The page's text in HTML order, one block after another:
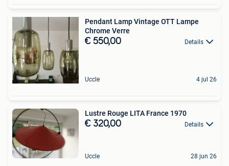
Pendant Lamp Vintage OTT Lampe
Chrome Verre
€ 550,00 Details
Uccle 4 jul 26
Lustre Rouge LITA France 1970
€ 320,00 Details
Uccle 28 jun 26